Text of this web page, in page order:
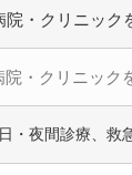
院・クリニック
・クリニック
・夜間診療、救